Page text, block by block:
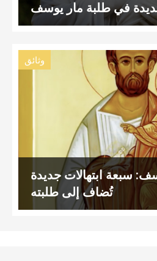
في طلبة مار يوسف
وثائق
سبعة ابتهالات جديدة
تُضاف إلى طلبته